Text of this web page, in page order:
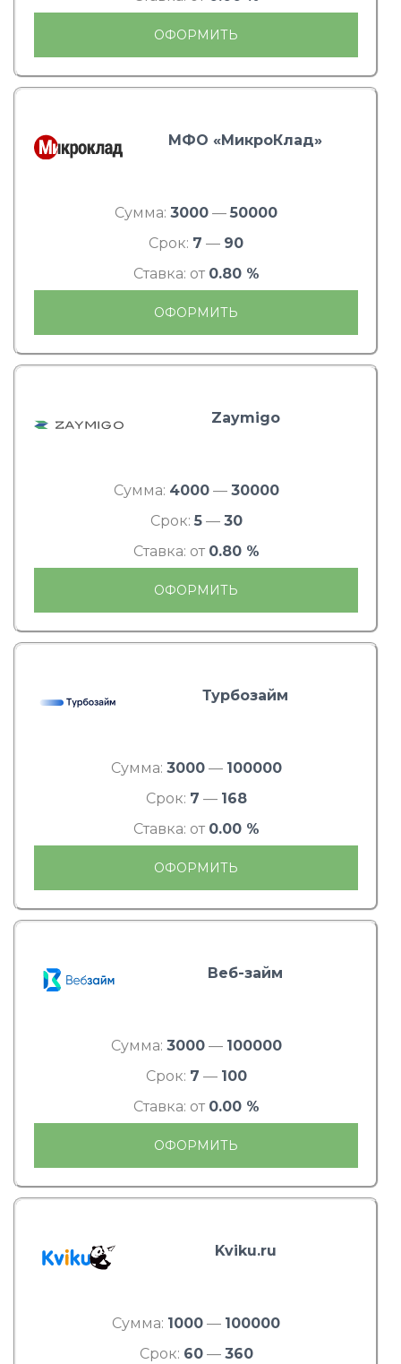
ОФОРМИТЬ
МФО «МикроКлад»
Сумма: 3000 — 50000
Срок: 7 — 90
Ставка: от 0.80 %
ОФОРМИТЬ
Zaymigo
Сумма: 4000— 30000
Срок: 5— 30
Ставка: от 0.80 %
ОФОРМИТЬ
Турбозайм
Сумма: 3000— 100000
Срок: 7 — 168
Ставка: от 0.00 %
ОФОРМИТЬ
Веб-займ
Сумма: 3000— 100000
Срок: 7 — 100
Ставка: от 0.00 %
ОФОРМИТЬ
Kviku.ru
Сумма: 1000 — 100000
Срок: 60— 360